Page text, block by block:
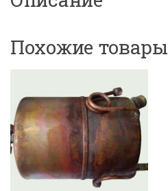
Похожие товары